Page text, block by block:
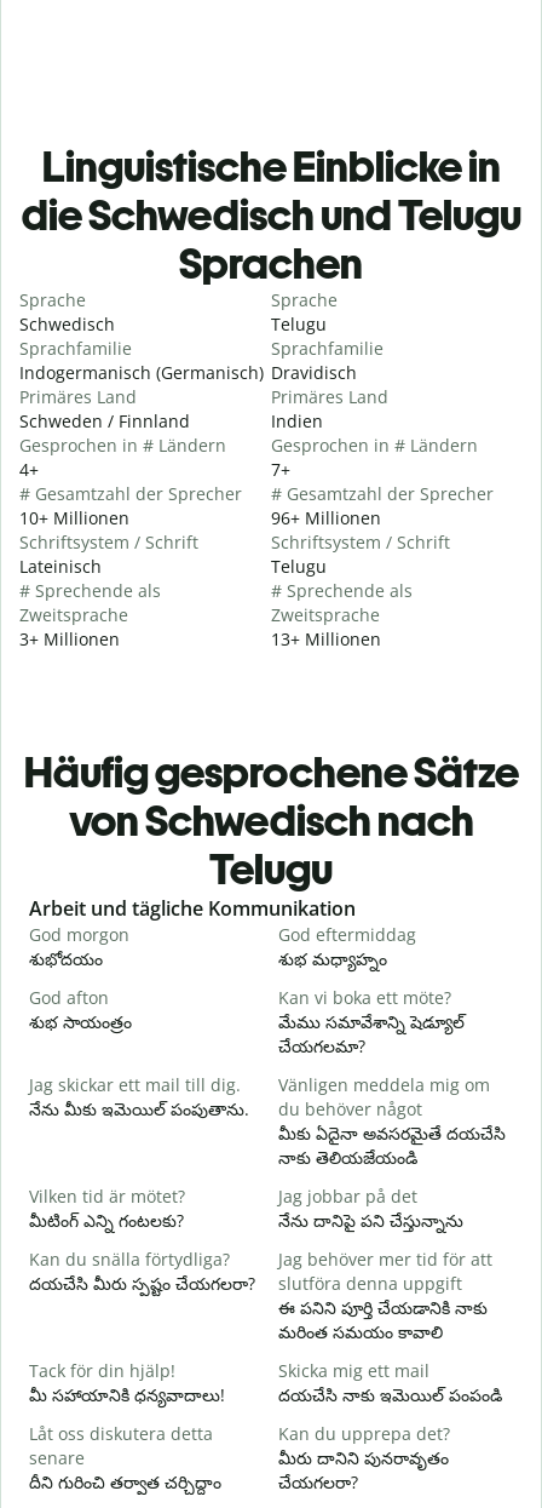
Linguistische Einblicke in
die Schwedisch und Telugu
Sprachen
Sprache
Schwedisch
Sprachfamilie
Indogermanisch (Germanisch)
Primäres Land
Schweden / Finnland
Gesprochen in # Ländern
4+
# Gesamtzahl der Sprecher
10+ Millionen
Schriftsystem / Schrift
Lateinisch
# Sprechende als
Zweitsprache
3+ Millionen
Sprache
Telugu
Sprachfamilie
Dravidisch
Primäres Land
Indien
Gesprochen in # Ländern
7+
# Gesamtzahl der Sprecher
96+ Millionen
Schriftsystem / Schrift
Telugu
# Sprechende als
Zweitsprache
13+ Millionen
Häufig gesprochene Sätze
von Schwedisch nach
Telugu
Slide 1 of 6
Arbeit und tägliche Kommunikation
God morgon
శుభోదయం
God eftermiddag
శుభ మధ్యాహ్నం
God afton
శుభ సాయంత్రం
Kan vi boka ett möte?
మేము సమావేశాన్ని షెడ్యూల్
చేయగలమా?
Jag skickar ett mail till dig.
నేను మీకు ఇమెయిల్ పంపుతాను.
Vänligen meddela mig om
du behöver något
మీకు ఏదైనా అవసరమైతే దయచేసి
నాకు తెలియజేయండి
Vilken tid är mötet?
మీటింగ్ ఎన్ని గంటలకు?
Jag jobbar på det
నేను దానిపై పని చేస్తున్నాను
Kan du snälla förtydliga?
దయచేసి మీరు స్పష్టం చేయగలరా?
Jag behöver mer tid för att
slutföra denna uppgift
ఈ పనిని పూర్తి చేయడానికి నాకు
మరింత సమయం కావాలి
Tack för din hjälp!
మీ సహాయానికి ధన్యవాదాలు!
Skicka mig ett mail
దయచేసి నాకు ఇమెయిల్ పంపండి
Låt oss diskutera detta
senare
దీని గురించి తర్వాత చర్చిద్దాం
Kan du upprepa det?
మీరు దానిని పునరావృతం
చేయగలరా?